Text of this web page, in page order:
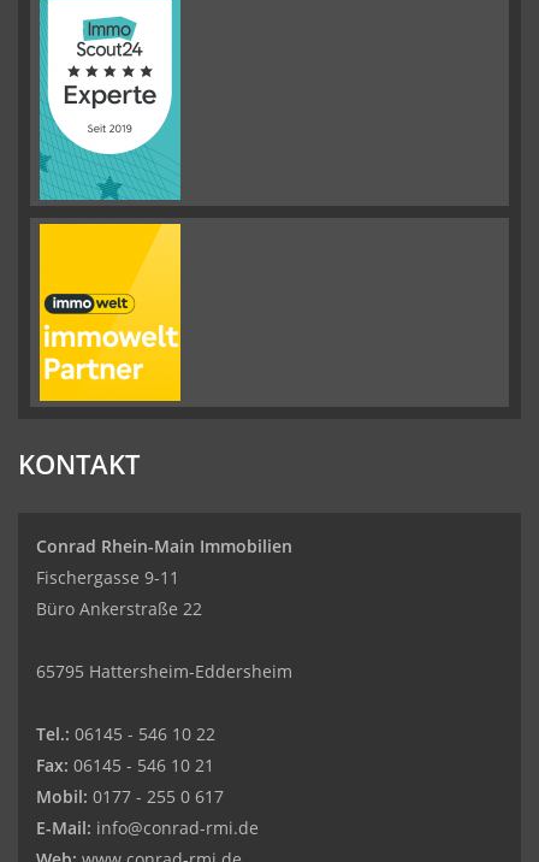
KONTAKT
Conrad Rhein-Main Immobilien
Fischergasse 9-11
Büro Ankerstraße 22
65795 Hattersheim-Eddersheim
Tel.: 06145 - 546 10 22
Fax: 06145 - 546 10 21
Mobil: 0177 - 255 0 617
E-Mail: info@conrad-rmi.de